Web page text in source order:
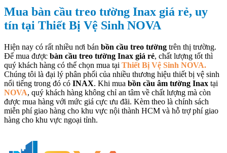
Mua bàn cầu treo tường Inax giá rẻ, uy
tín tại Thiết Bị Vệ Sinh NOVA
Hiện nay có rất nhiều nơi bán bồn cầu treo tường trên thị trường.
Để mua được bàn cầu treo tường Inax giá rẻ, chất lượng tốt thì
quý khách hàng có thể chọn mua tại Thiết Bị Vệ Sinh NOVA.
Chúng tôi là đại lý phân phối của nhiều thương hiệu thiết bị vệ sinh
nổi tiếng trong đó có INAX. Khi mua bồn cầu âm tường Inax tại
NOVA, quý khách hàng không chỉ an tâm về chất lượng mà còn
được mua hàng với mức giá cực ưu đãi. Kèm theo là chính sách
miễn phí giao hàng cho khu vực nội thành HCM và hỗ trợ phí giao
hàng cho khu vực ngoại tỉnh.